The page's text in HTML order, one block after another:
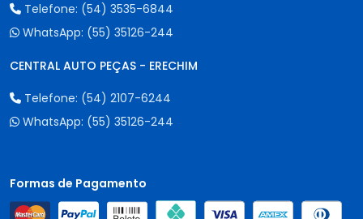
Telefone: (54) 3535-6844
WhatsApp: (55) 35126-244
CENTRAL AUTO PEÇAS - ERECHIM
Telefone: (54) 2107-6244
WhatsApp: (55) 35126-244
Formas de Pagamento